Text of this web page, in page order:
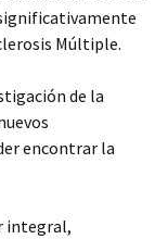
Múltiple.
de la
encontrar la
integral,